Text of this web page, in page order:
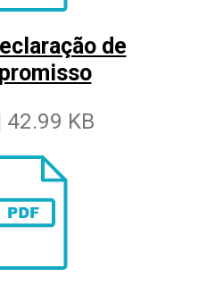
de
42.99 KB